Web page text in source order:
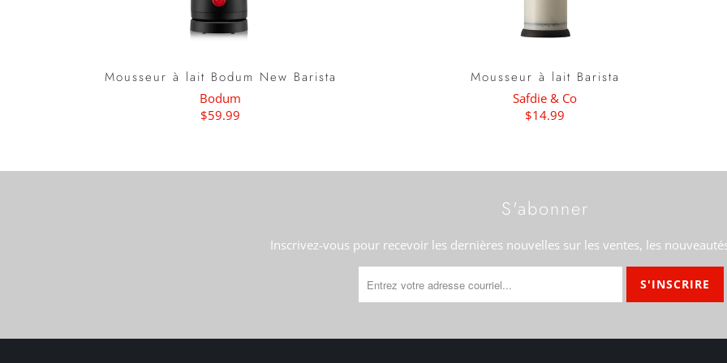
Mousseur à lait Bodum New Barista
Bodum
$59.99
Mousseur à lait Barista
Safdie & Co
$14.99
S'abonner
Inscrivez-vous pour recevoir les dernières nouvelles sur les ventes, les